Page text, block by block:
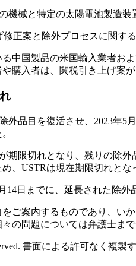
機械と特定の太陽電池製造
正案と除外プロセスに関す
中国製品の米国輸入業者お
購入者は、関税引き上げ
外品目を復活させ、2023年
期限切れとなり、残りの除
、USTRは現在期限切れと
14日までに、延長された除
ご案内するものであり、い
の問題については弁護士まで
書面による許可なく複製